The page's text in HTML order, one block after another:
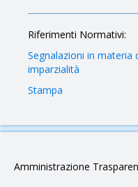
Riferimenti Normativi:
Segnalazioni in materia
imparzialità
Stampa
Amministrazione